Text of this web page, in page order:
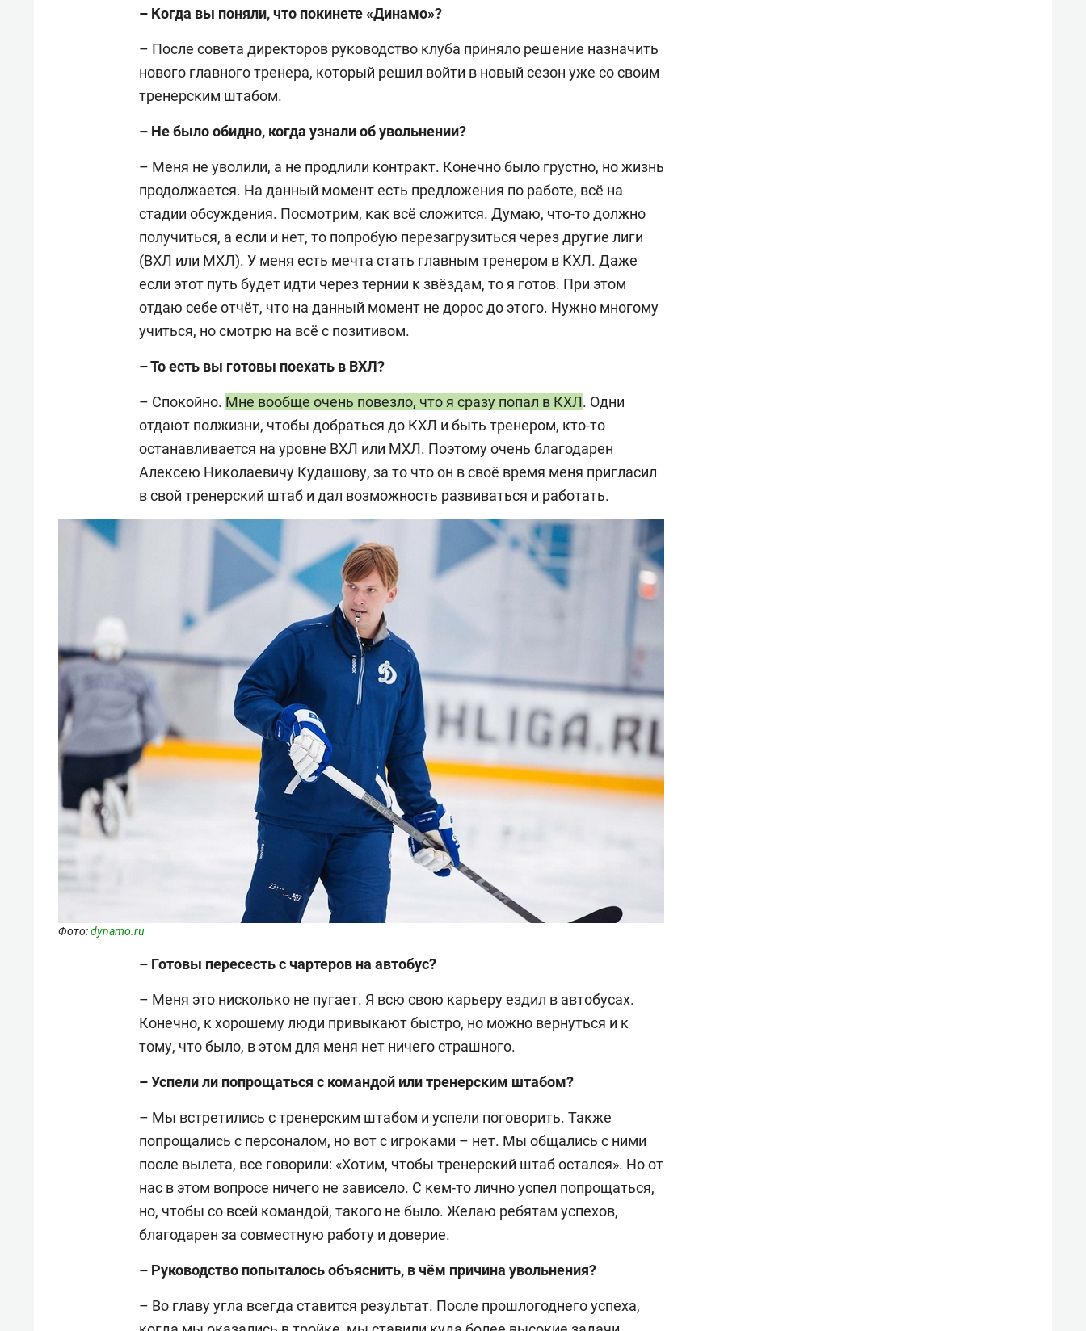
– Когда вы поняли, что покинете «Динамо»?
– После совета директоров руководство клуба приняло решение назначить
нового главного тренера, который решил войти в новый сезон уже со своим
тренерским штабом.
– Не было обидно, когда узнали об увольнении?
– Меня не уволили, а не продлили контракт. Конечно было грустно, но жизнь
продолжается. На данный момент есть предложения по работе, всё на
стадии обсуждения. Посмотрим, как всё сложится. Думаю, что-то должно
получиться, а если и нет, то попробую перезагрузиться через другие лиги
(ВХЛ или МХЛ). У меня есть мечта стать главным тренером в КХЛ. Даже
если этот путь будет идти через тернии к звёздам, то я готов. При этом
отдаю себе отчёт, что на данный момент не дорос до этого. Нужно многому
учиться, но смотрю на всё с позитивом.
– То есть вы готовы поехать в ВХЛ?
– Спокойно. Мне вообще очень повезло, что я сразу попал в КХЛ. Одни
отдают полжизни, чтобы добраться до КХЛ и быть тренером, кто-то
останавливается на уровне ВХЛ или МХЛ. Поэтому очень благодарен
Алексею Николаевичу Кудашову, за то что он в своё время меня пригласил
в свой тренерский штаб и дал возможность развиваться и работать.
Фото:dynamo.ru
– Готовы пересесть с чартеров на автобус?
– Меня это нисколько не пугает. Я всю свою карьеру ездил в автобусах.
Конечно, к хорошему люди привыкают быстро, но можно вернуться и к
тому, что было, в этом для меня нет ничего страшного.
– Успели ли попрощаться с командой или тренерским штабом?
– Мы встретились с тренерским штабом и успели поговорить. Также
попрощались с персоналом, но вот с игроками – нет. Мы общались с ними
после вылета, все говорили: «Хотим, чтобы тренерский штаб остался». Но от
нас в этом вопросе ничего не зависело. С кем-то лично успел попрощаться,
но, чтобы со всей командой, такого не было. Желаю ребятам успехов,
благодарен за совместную работу и доверие.
– Руководство попыталось объяснить, в чём причина увольнения?
– Во главу угла всегда ставится результат. После прошлогоднего успеха,